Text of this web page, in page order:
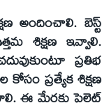
అందించాలి. బెస్ట్
శిక్షణ ఇవ్వాలి.
ప్రతిభ
కోసం ప్రత్యేక శిక్షణ
ఈ మేరకు పైలెట్